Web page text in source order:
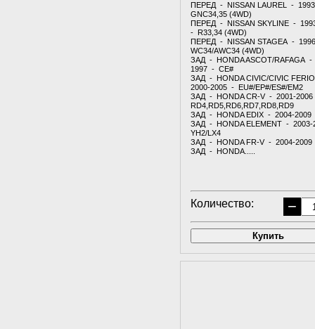
ПЕРЕД - NISSAN LAUREL -
GNC34,35 (4WD)
ПЕРЕД - NISSAN SKYLINE -
- R33,34 (4WD)
ПЕРЕД - NISSAN STAGEA -
WC34/AWC34 (4WD)
ЗАД - HONDA ASCOT/RAFAGA -
1997 - CE#
ЗАД - HONDA CIVIC/CIVIC
2000-2005 - EU#/EP#/ES#/EM2
ЗАД - HONDA CR-V - 2001-
RD4,RD5,RD6,RD7,RD8,RD9
ЗАД - HONDA EDIX - 2004-2009
ЗАД - HONDA ELEMENT -
YH2/LX4
ЗАД - HONDA FR-V - 2004-
ЗАД - HONDA.....
Количество: −
Купить